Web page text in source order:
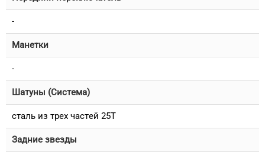
-
Манетки
-
Шатуны (Система)
сталь из трех частей 25T
Задние звезды